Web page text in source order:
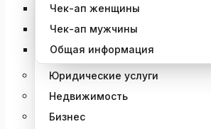
Чек-ап женщины
Чек-ап мужчины
Общая информация
Юридические услуги
Недвижимость
Бизнес